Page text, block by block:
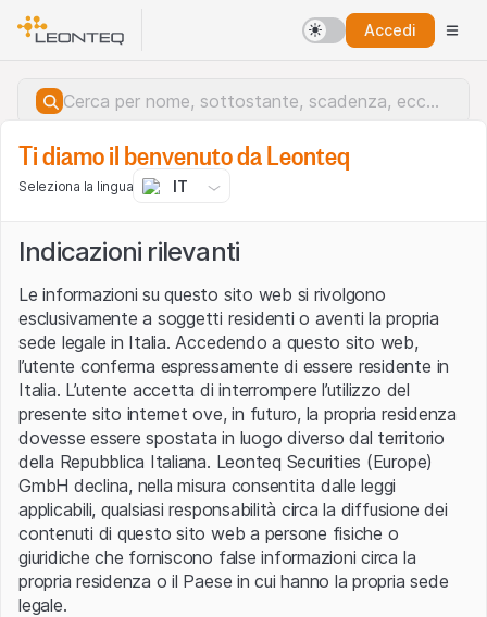
Accedi
Errore del server.
Ti diamo il benvenuto da Leonteq
Seleziona la lingua IT
Indicazioni rilevanti
Le informazioni su questo sito web si rivolgono
esclusivamente a soggetti residenti o aventi la propria
sede legale in Italia. Accedendo a questo sito web,
l’utente conferma espressamente di essere residente in
Italia. L’utente accetta di interrompere l’utilizzo del
presente sito internet ove, in futuro, la propria residenza
dovesse essere spostata in luogo diverso dal territorio
della Repubblica Italiana. Leonteq Securities (Europe)
GmbH declina, nella misura consentita dalle leggi
applicabili, qualsiasi responsabilità circa la diffusione dei
contenuti di questo sito web a persone fisiche o
giuridiche che forniscono false informazioni circa la
propria residenza o il Paese in cui hanno la propria sede
legale.